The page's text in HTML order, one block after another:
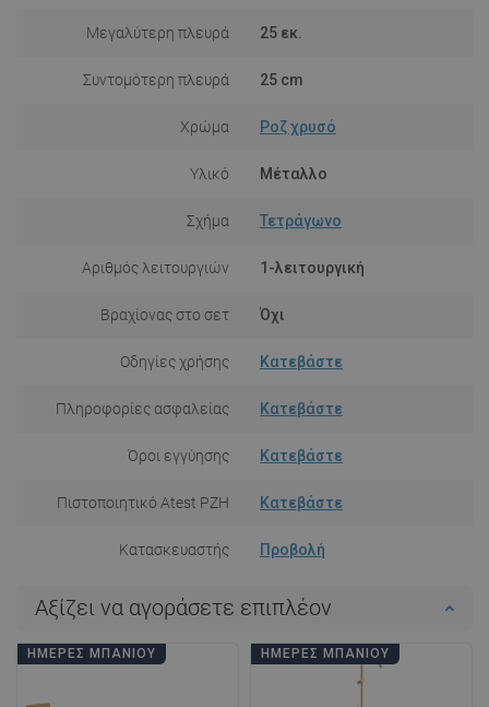
Μεγαλύτερη πλευρά 25 εκ.
Συντομότερη πλευρά 25 cm
Χρώμα Ροζ χρυσό
Υλικό Μέταλλο
Σχήμα Τετράγωνο
Αριθμός λειτουργιών 1-λειτουργική
Βραχίονας στο σετ Όχι
Οδηγίες χρήσης Κατεβάστε
Πληροφορίες ασφαλείας Κατεβάστε
Όροι εγγύησης Κατεβάστε
Πιστοποιητικό Atest PZH Κατεβάστε
Κατασκευαστής Προβολή
Αξίζει να αγοράσετε επιπλέον
ΗΜΈΡΕΣ ΜΠΆΝΙΟΥ ΗΜΈΡΕΣ ΜΠΆΝΙΟΥ